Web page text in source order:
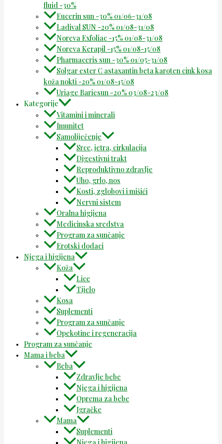
fluid -30%
Eucerin sun -30% 01/06-31/08
Ladival SUN -20% 01/08-31/08
Noreva Exfoliac -15% 01/08-31/08
Noreva Kerapil -15% 01/08-15/08
Pharmaceris sun -30% 01/05-31/08
Solgar ester C astaxantin beta karoten cink kosa
koža nokti -20% 01/08-15/08
Uriage Bariesun -20% 03/08-23/08
Kategorije
Vitamini i minerali
Imunitet
Samoliječenje
Srce, jetra, cirkulacija
Digestivni trakt
Reproduktivno zdravlje
Uho, grlo, nos
Kosti, zglobovi i mišići
Nervni sistem
Oralna higijena
Medicinska sredstva
Program za sunčanje
Erotski dodaci
Njega i higijena
Koža
Lice
Tijelo
Kosa
Suplementi
Program za sunčanje
Opekotine i regeneracija
Program za sunčanje
Mama i beba
Beba
Zdravlje bebe
Njega i higijena
Oprema za bebe
Igračke
Mama
Suplementi